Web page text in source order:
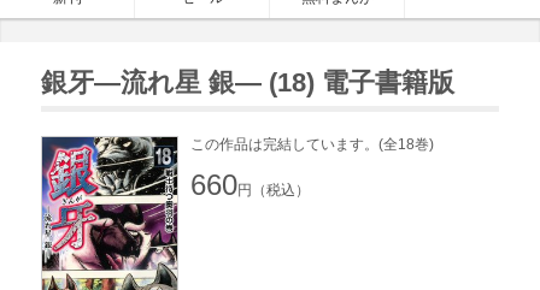
銀牙―流れ星 銀― (18) 電子書籍版
この作品は完結しています。(全18巻)
660円（税込）